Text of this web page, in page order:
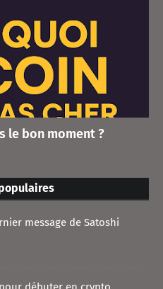
le bon moment ?
message de Satoshi